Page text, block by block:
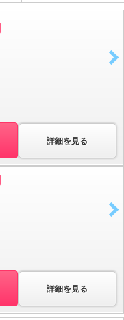
詳細を見る
詳細を見る